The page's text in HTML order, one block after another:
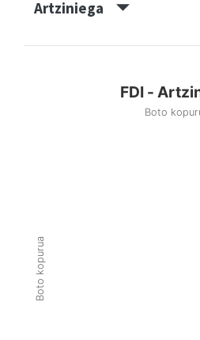
Artziniega
Boto kopurua
FDI -
Boto